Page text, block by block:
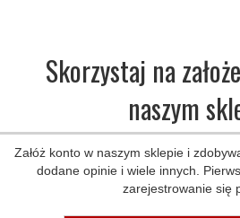
Skorzystaj na
naszym
Załóż konto w naszym sklepie i
dodane opinie i wiele innych.
zarejestrowanie się